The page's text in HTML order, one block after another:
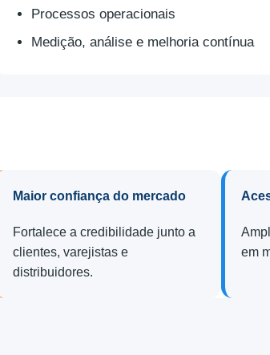
Processos operacionais
Medição, análise e melhoria contínua
Maior confiança do mercado
Fortalece a credibilidade junto a
clientes, varejistas e
distribuidores.
em